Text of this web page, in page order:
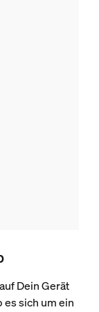
Dein Gerät
sich um ein